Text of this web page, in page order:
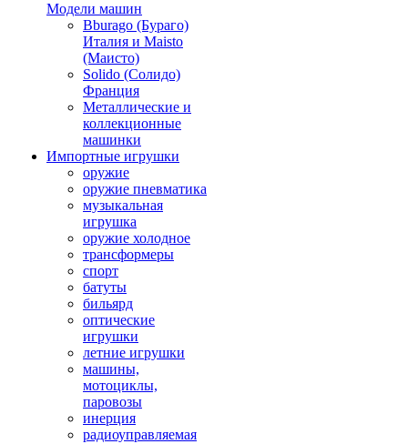
Модели машин
Bburago (Бураго)
Италия и Maisto
(Маисто)
Solido (Солидо)
Франция
Металлические и
коллекционные
машинки
Импортные игрушки
оружие
оружие пневматика
музыкальная
игрушка
оружие холодное
трансформеры
спорт
батуты
бильярд
оптические
игрушки
летние игрушки
машины,
мотоциклы,
паровозы
инерция
радиоуправляемая